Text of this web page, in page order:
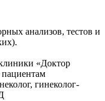
анализов, тестов и
«Доктор
пациентам
гинеколог-